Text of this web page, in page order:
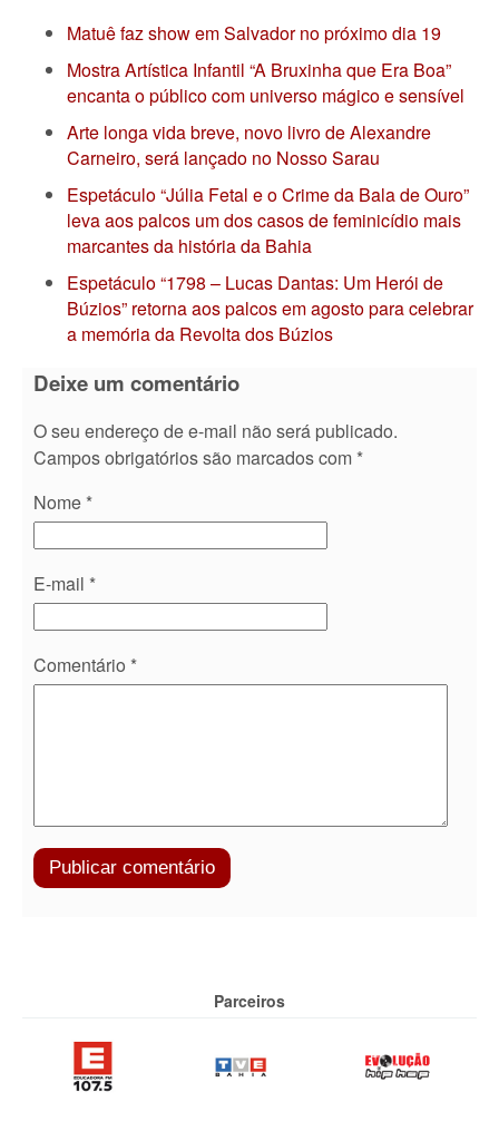
Matuê faz show em Salvador no próximo dia 19
Mostra Artística Infantil “A Bruxinha que Era Boa”
encanta o público com universo mágico e sensível
Arte longa vida breve, novo livro de Alexandre
Carneiro, será lançado no Nosso Sarau
Espetáculo “Júlia Fetal e o Crime da Bala de Ouro”
leva aos palcos um dos casos de feminicídio mais
marcantes da história da Bahia
Espetáculo “1798 – Lucas Dantas: Um Herói de
Búzios” retorna aos palcos em agosto para celebrar
a memória da Revolta dos Búzios
Deixe um comentário
O seu endereço de e-mail não será publicado.
Campos obrigatórios são marcados com *
Nome *
E-mail *
Comentário *
Parceiros